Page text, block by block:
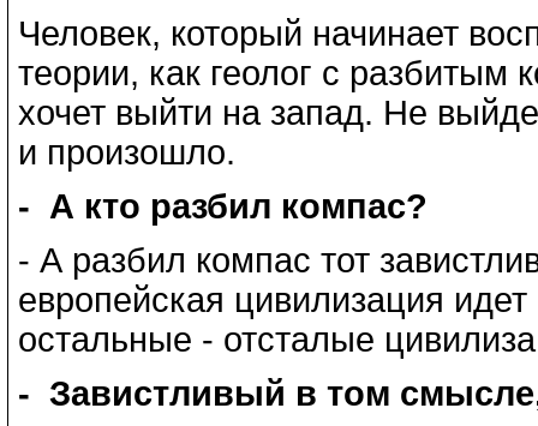
Человек, который начинает
теории, как геолог с разбитым
хочет выйти на запад. Не
и произошло.
- А кто разбил компас?
- А разбил компас тот
европейская цивилизация
остальные - отсталые
- Завистливый в том